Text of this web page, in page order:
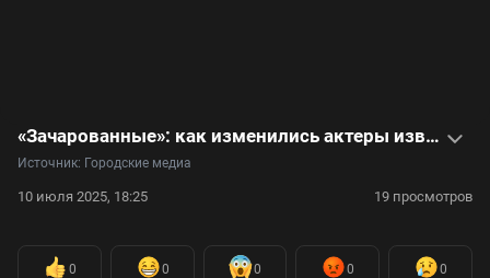
«Зачарованные»: как изменились актеры известного сериала. Видео
Источник: Городские медиа
10 июля 2025, 18:25 19 просмотров
0 0 0 0 0